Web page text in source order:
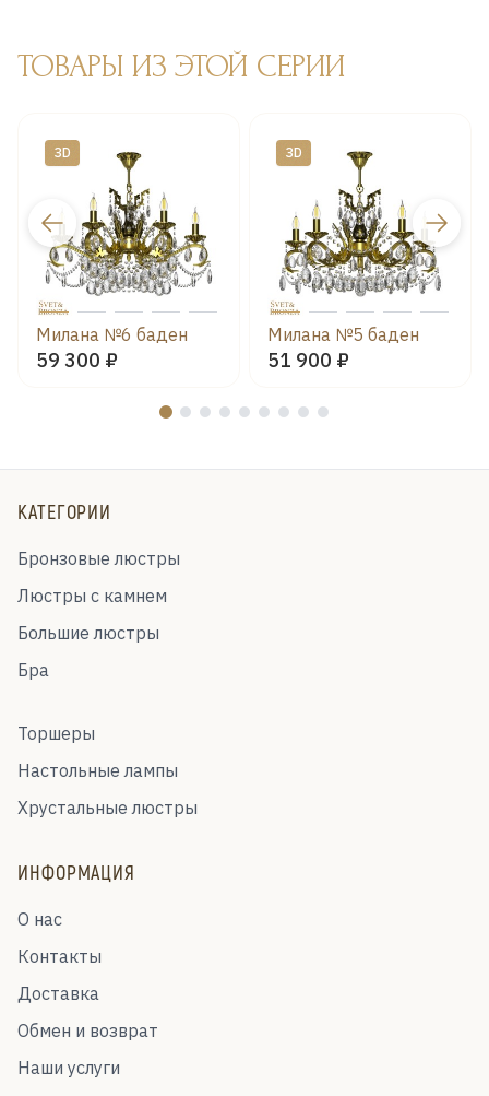
ТОВАРЫ ИЗ ЭТОЙ СЕРИИ
ЗD
Милана №6 баден
59 300 ₽
ЗD
Милана №5 баден
51 900 ₽
КАТЕГОРИИ
Бронзовые люстры
Люстры с камнем
Большие люстры
Бра
Торшеры
Настольные лампы
Хрустальные люстры
ИНФОРМАЦИЯ
О нас
Контакты
Доставка
Обмен и возврат
Наши услуги